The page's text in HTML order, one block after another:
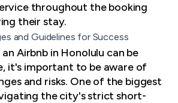
throughout the booking
their stay.
and Guidelines for Success
Airbnb in Honolulu can be
it's important to be aware of
and risks. One of the biggest
the city's strict short-